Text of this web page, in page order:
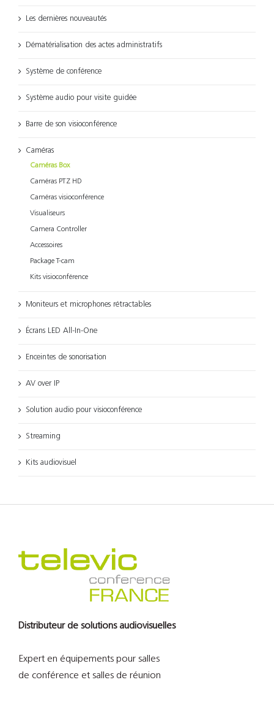
Les dernières nouveautés
Dématérialisation des actes administratifs
Système de conférence
Système audio pour visite guidée
Barre de son visioconférence
Caméras
Caméras Box
Caméras PTZ HD
Caméras visioconférence
Visualiseurs
Camera Controller
Accessoires
Package T-cam
Kits visioconférence
Moniteurs et microphones rétractables
Écrans LED All-In-One
Enceintes de sonorisation
AV over IP
Solution audio pour visioconférence
Streaming
Kits audiovisuel
Distributeur de solutions audiovisuelles
Expert en équipements pour salles
de conférence et salles de réunion